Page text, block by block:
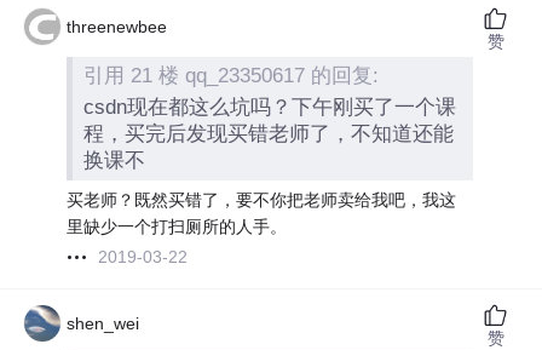
threenewbee
引用 21 楼 qq_23350617 的回复:
csdn现在都这么坑吗？下午刚买了一个课
程，买完后发现买错老师了，不知道还能
换课不
买老师？既然买错了，要不你把老师卖给我吧，我这
里缺少一个打扫厕所的人手。
2019-03-22
赞
shen_wei
赞